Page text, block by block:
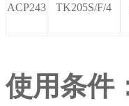
ACP243 TK205S/F/4
使用条件